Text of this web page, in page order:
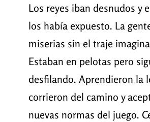
Los reyes iban desnudos y
los había expuesto. La
miserias sin el traje
Estaban en pelotas pero
desfilando. Aprendieron la
corrieron del camino y
nuevas normas del juego.